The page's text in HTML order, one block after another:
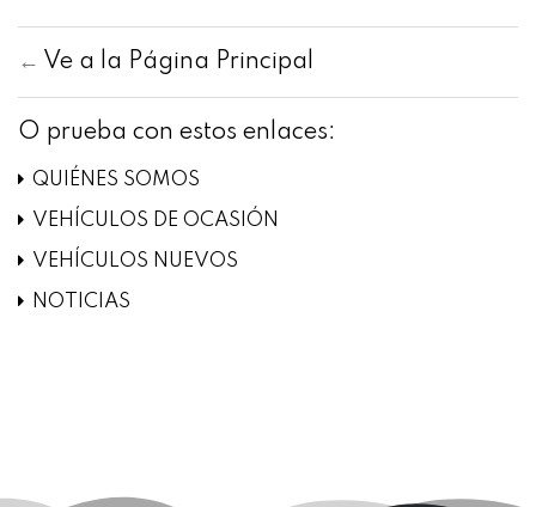
← Ve a la Página Principal
O prueba con estos enlaces:
QUIÉNES SOMOS
VEHÍCULOS DE OCASIÓN
VEHÍCULOS NUEVOS
NOTICIAS